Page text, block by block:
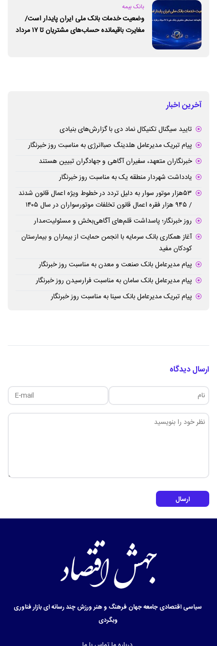
بانک بیمه
وضعیت خدمات بانک ملی ایران پایدار است/
مغایرت‌ باقیمانده حساب‌های مشتریان تا ۱۷ مرداد
آخرین اخبار
تایید سیگنال تکنیکال نماد دی با گزارش‌های بنیادی
پیام تبریک مدیرعامل هلدینگ صباانرژی به مناسبت روز خبرنگار
خبرنگاران متعهد، سفیران آگاهی و جهادگران تبیین هستند
یادداشت شهردار منطقه یک به مناسبت روز خبرنگار
۵۳هزار موتور سوار به دلیل تردد در خطوط ویژه اعمال قانون شدند
/ ۹۴۵ هزار فقره اعمال قانون تخلفات موتورسواران در سال ۱۴۰۵
روز خبرنگار؛ پاسداشت قلم‌های آگاهی‌بخش و مسئولیت‌مدار
آغاز همکاری بانک سرمایه با انجمن حمایت از بیماران و بیمارستان
کودکان مفید
پیام مدیرعامل بانک صنعت و معدن به مناسبت روز خبرنگار
پیام مدیرعامل بانک سامان به مناسبت فرارسیدن روز خبرنگار
پیام تبریک مدیرعامل بانک سینا به مناسبت روز خبرنگار
ارسال دیدگاه
ارسال
سیاسیاقتصادیجامعهجهان فرهنگ و هنرورزشچند رسانه ایبازارفناوری
وبگردی